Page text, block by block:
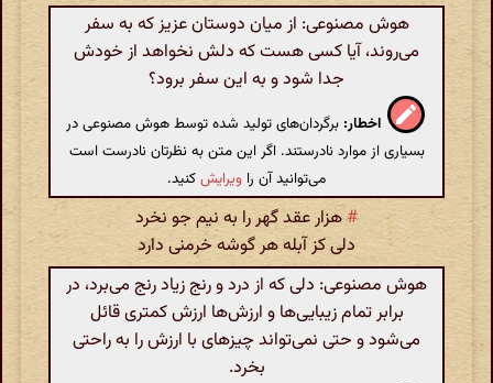
هوش مصنوعی: از میان دوستان عزیز که به سفر
می‌روند، آیا کسی هست که دلش نخواهد از خودش
جدا شود و به این سفر برود؟
اخطار: برگردان‌های تولید شده توسط هوش مصنوعی در
بسیاری از موارد نادرستند. اگر این متن به نظرتان نادرست است
می‌توانید آن را ویرایشکنید.
#هزار عقد گهر را به نیم جو نخرد
دلی کز آبله هر گوشه خرمنی دارد
هوش مصنوعی: دلی که از درد و رنج زیاد رنج می‌برد، در
برابر تمام زیبایی‌ها و ارزش‌ها ارزش کمتری قائل
می‌شود و حتی نمی‌تواند چیزهای با ارزش را به راحتی
بخرد.